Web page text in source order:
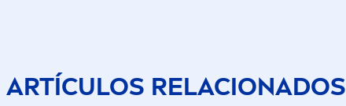
ARTÍCULOS RELACIONADOS